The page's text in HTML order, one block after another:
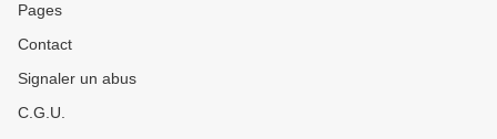
Pages
Contact
Signaler un abus
C.G.U.